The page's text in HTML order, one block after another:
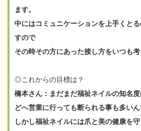
ます。
中にはコミュニケーションを上手くと
すので
その時その方にあった接し方をいつも考
◎これからの目標は？
橋本さん：まだまだ福祉ネイルの知名
どへ営業に行っても断られる事も多いん
しかし福祉ネイルには爪と美の健康を